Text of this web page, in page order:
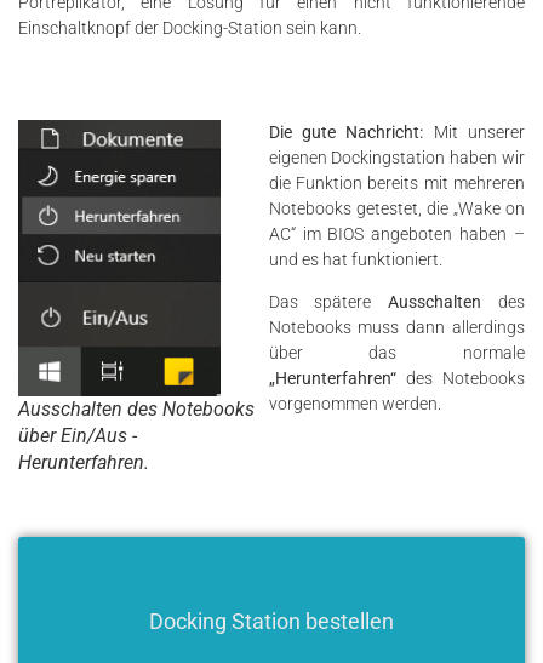
Einschaltknopf der Docking-Station sein kann.
Die gute Nachricht: Mit unserer
eigenen Dockingstation haben wir
die Funktion bereits mit mehreren
Notebooks getestet, die „Wake on
AC“ im BIOS angeboten haben –
und es hat funktioniert.
Das spätere Ausschalten des
Notebooks muss dann allerdings
über das normale
„Herunterfahren“des Notebooks
vorgenommen werden.
Ausschalten des Notebooks
über Ein/Aus -
Herunterfahren.
Docking Station bestellen